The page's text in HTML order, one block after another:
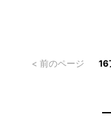
< 前のページ 16